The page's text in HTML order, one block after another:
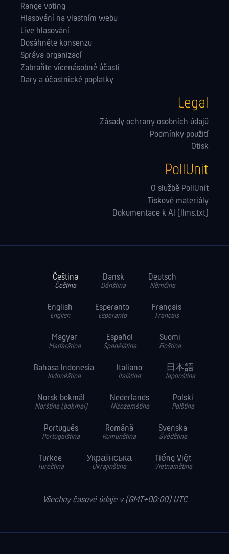
Range voting
Hlasování na vlastním webu
Live hlasování
Dosáhněte konsenzu
Správa orga­nizací
Zabraňte vícenásobné účasti
Dary a účastnické poplatky
Legal
Zásady ochrany osobních údajů
Podmínky použití
Otisk
PollUnit
O službě PollUnit
Tiskové materiály
Dokumentace k AI (llms.txt)
Čeština
Čeština
Dansk
Dánština
Deutsch
Němčina
English
English
Esperanto
Esperanto
Français
Français
Magyar
Maďarština
Español
Španělština
Suomi
Finština
Bahasa Indonesia
Indonéština
Italiano
Italština
日本語
Japonština
Norsk bokmål
Norština (bokmal)
Nederlands
Nizozemština
Polski
Polština
Português
Portugalština
Română
Rumunština
Svenska
Švédština
Turkce
Turečtina
Українська
Ukrajinština
Tiếng Việt
Vietnamština
Všechny časové údaje v (GMT+00:00) UTC